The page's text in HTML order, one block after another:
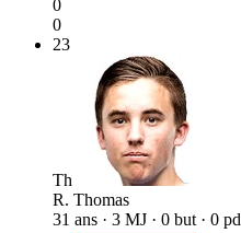
0
0
23
Th
R. Thomas
31 ans · 3 MJ · 0 but · 0 pd